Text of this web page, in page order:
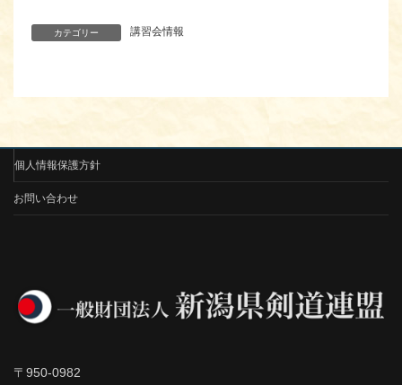
カテゴリー 講習会情報
個人情報保護方針
お問い合わせ
〒950-0982